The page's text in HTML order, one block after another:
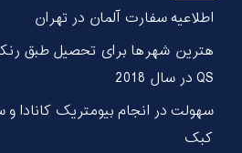
اطلاعیه سفارت آلمان در تهران
هترین شهر‌ها برای تحصیل طبق
QS در سال 2018
سهولت در انجام بیومتریک کانادا
کبک